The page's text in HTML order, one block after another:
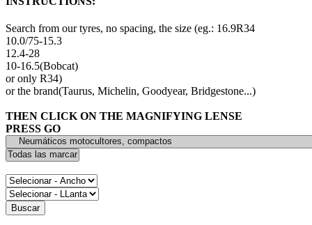
Search from our tyres, no spacing, the size (eg.: 16.9R34
10.0/75-15.3
12.4-28
10-16.5(Bobcat)
or only R34)
or the brand(Taurus, Michelin, Goodyear, Bridgestone...)
THEN CLICK ON THE MAGNIFYING LENSE
PRESS GO